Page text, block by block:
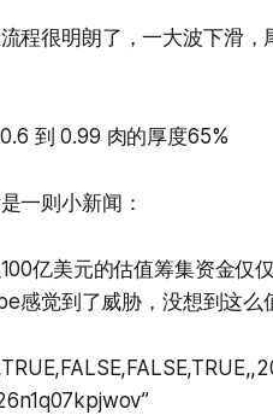
程很明朗了，一大波下滑
到 0.99 肉的厚度65%
一则小新闻：
亿美元的估值筹集资金仅
感觉到了威胁，没想到这么